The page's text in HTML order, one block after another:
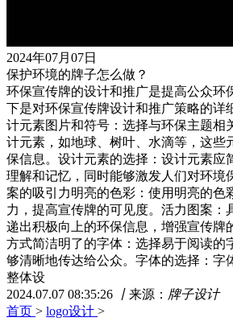
2024年07月07日
保护环境的牌子怎么做？
环保宣传牌的设计和推广是提高公众环
下是对环保宣传牌设计和推广策略的详
计元素图片和符号：选择与环保主题相
计元素，如地球、树叶、水滴等，这些
保信息。设计元素的选择：设计元素应
理解和记忆，同时能够激发人们对环境
案的吸引力明亮的色彩：使用明亮的色
力，提高宣传牌的可见度。活力图案：
递出积极向上的环保信息，增强宣传牌
方式简洁明了的字体：选择易于阅读的
够清晰地传达给公众。字体的选择：字
整体设
2024.07.07 08:35:26
丨 来源： 牌子设计
首页 > logo设计 >